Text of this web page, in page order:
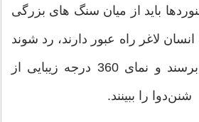
باید از میان سنگ های بزرگی
لاغر راه عبور دارند، رد شوند
تا به قله Old Rag برسند و نمای 360 درجه زیبایی از